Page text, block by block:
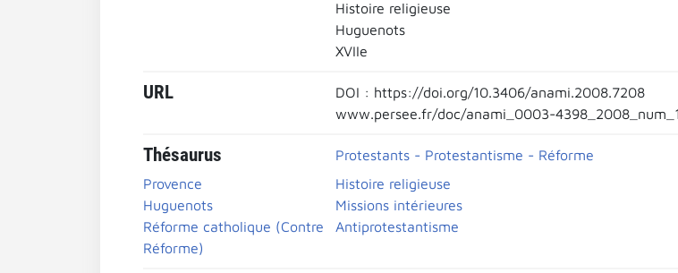
Histoire religieuse
Huguenots
XVIIe
URL
DOI : https://doi.org/10.3406/anami.2008.7208
www.persee.fr/doc/anami_0003-
Thésaurus
Protestants - Protestantisme - Réforme
Provence
Histoire religieuse
Huguenots
Missions intérieures
Réforme catholique (Contre
Réforme)
Antiprotestantisme